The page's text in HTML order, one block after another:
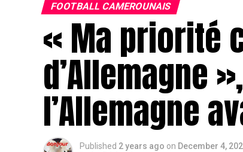
FOOTBALL CAMEROUNAIS
« Ma priorité
d’Allemagne
l’Allemagne
Published 2 years ago on December 4,